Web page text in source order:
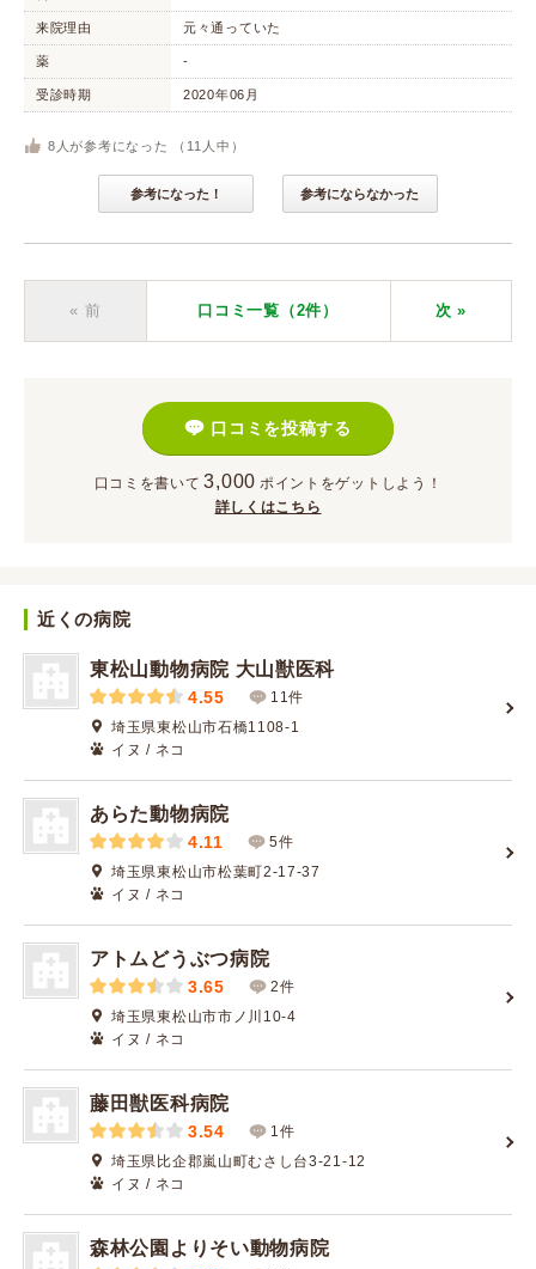
来院理由 元々通っていた
薬 -
受診時期 2020年06月
8 人が参考になった （ 11 人中）
参考になった！ 参考にならなかった
« 前 口コミ一覧（2件） 次 »
口コミを投稿する
口コミを書いて 3,000 ポイント をゲットしよう！
詳しくはこちら
近くの病院
東松山動物病院 大山獣医科
4.55
11件
埼玉県東松山市石橋1108-1
イヌ / ネコ
あらた動物病院
4.11
5件
埼玉県東松山市松葉町2-17-37
イヌ / ネコ
アトムどうぶつ病院
3.65
2件
埼玉県東松山市市ノ川10-4
イヌ / ネコ
藤田獣医科病院
3.54
1件
埼玉県比企郡嵐山町むさし台3-21-12
イヌ / ネコ
森林公園よりそい動物病院